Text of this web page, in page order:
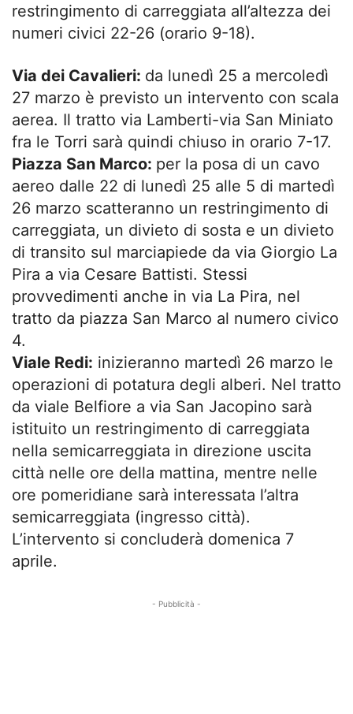
restringimento di carreggiata all’altezza dei
numeri civici 22-26 (orario 9-18).
Via dei Cavalieri: da lunedì 25 a mercoledì
27 marzo è previsto un intervento con scala
aerea. Il tratto via Lamberti-via San Miniato
fra le Torri sarà quindi chiuso in orario 7-17.
Piazza San Marco: per la posa di un cavo
aereo dalle 22 di lunedì 25 alle 5 di martedì
26 marzo scatteranno un restringimento di
carreggiata, un divieto di sosta e un divieto
di transito sul marciapiede da via Giorgio La
Pira a via Cesare Battisti. Stessi
provvedimenti anche in via La Pira, nel
tratto da piazza San Marco al numero civico
4.
Viale Redi: inizieranno martedì 26 marzo le
operazioni di potatura degli alberi. Nel tratto
da viale Belfiore a via San Jacopino sarà
istituito un restringimento di carreggiata
nella semicarreggiata in direzione uscita
città nelle ore della mattina, mentre nelle
ore pomeridiane sarà interessata l’altra
semicarreggiata (ingresso città).
L’intervento si concluderà domenica 7
aprile.
- Pubblicità -